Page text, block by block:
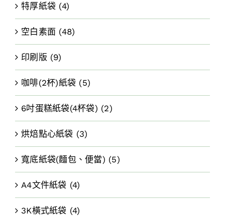
特厚紙袋 (4)
空白素面 (48)
印刷版 (9)
咖啡(2杯)紙袋 (5)
6吋蛋糕紙袋(4杯袋) (2)
烘焙點心紙袋 (3)
寬底紙袋(麵包、便當) (5)
A4文件紙袋 (4)
3K橫式紙袋 (4)